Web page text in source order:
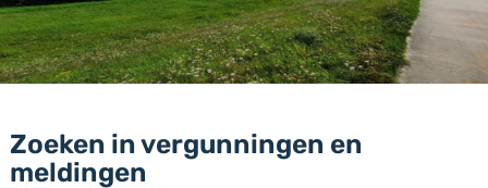
Zoeken in vergunningen en
meldingen